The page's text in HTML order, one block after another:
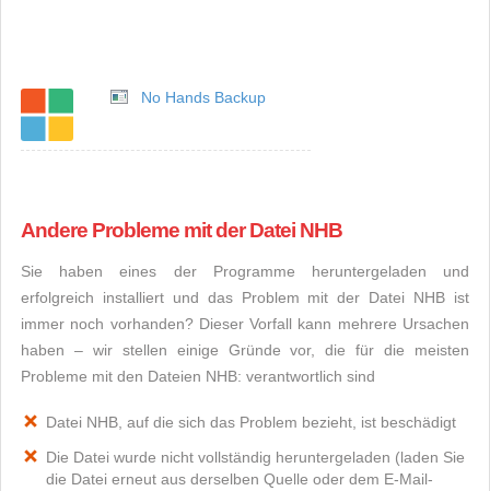
No Hands Backup
Andere Probleme mit der Datei NHB
Sie haben eines der Programme heruntergeladen und
erfolgreich installiert und das Problem mit der Datei NHB ist
immer noch vorhanden? Dieser Vorfall kann mehrere Ursachen
haben – wir stellen einige Gründe vor, die für die meisten
Probleme mit den Dateien NHB: verantwortlich sind
Datei NHB, auf die sich das Problem bezieht, ist beschädigt
Die Datei wurde nicht vollständig heruntergeladen (laden Sie
die Datei erneut aus derselben Quelle oder dem E-Mail-